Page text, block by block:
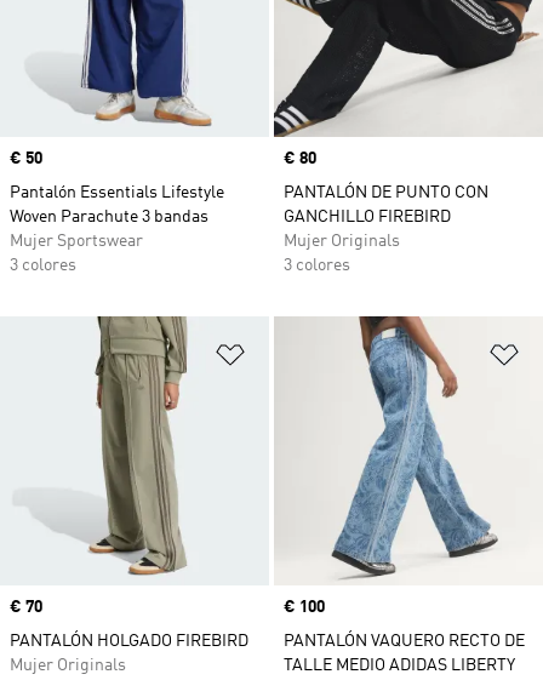
Precio
€ 50
Pantalón Essentials Lifestyle
Woven Parachute 3 bandas
Mujer Sportswear
3 colores
Precio
€ 80
PANTALÓN DE PUNTO CON
GANCHILLO FIREBIRD
Mujer Originals
3 colores
Añadir a la lista de deseos
Precio
€ 70
PANTALÓN HOLGADO FIREBIRD
Mujer Originals
Precio
€ 100
PANTALÓN VAQUERO RECTO DE
TALLE MEDIO ADIDAS LIBERTY